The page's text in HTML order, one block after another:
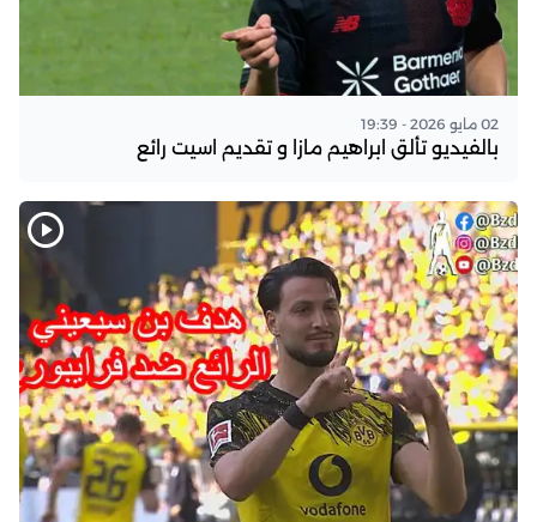
02 مايو 2026 - 19:39
بالفيديو تألق ابراهيم مازا و تقديم اسيت رائع